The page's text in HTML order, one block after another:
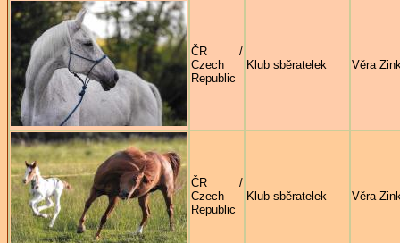
ČR /
Czech
Republic
Klub sběratelek Věra
ČR /
Czech
Republic
Klub sběratelek Věra